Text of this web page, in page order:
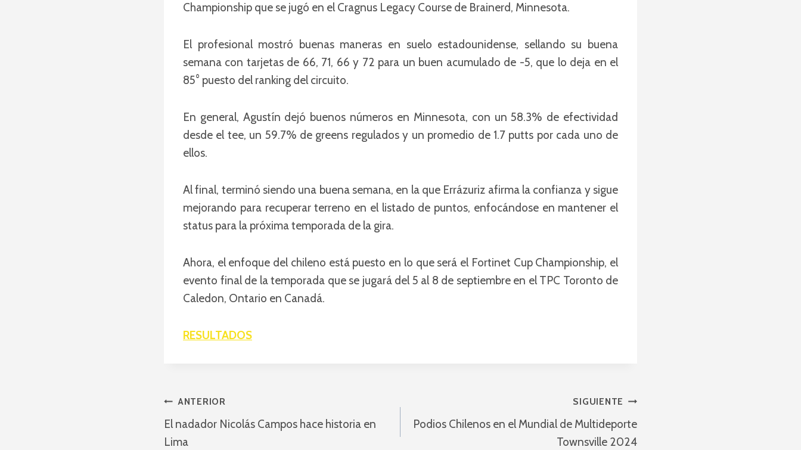
Championship que se jugó en el Cragnus Legacy Course de Brainerd, Minnesota.
El profesional mostró buenas maneras en suelo estadounidense, sellando su buena
semana con tarjetas de 66, 71, 66 y 72 para un buen acumulado de -5, que lo deja en el
85° puesto del ranking del circuito.
En general, Agustín dejó buenos números en Minnesota, con un 58.3% de efectividad
desde el tee, un 59.7% de greens regulados y un promedio de 1.7 putts por cada uno de
ellos.
Al final, terminó siendo una buena semana, en la que Errázuriz afirma la confianza y sigue
mejorando para recuperar terreno en el listado de puntos, enfocándose en mantener el
status para la próxima temporada de la gira.
Ahora, el enfoque del chileno está puesto en lo que será el Fortinet Cup Championship, el
evento final de la temporada que se jugará del 5 al 8 de septiembre en el TPC Toronto de
Caledon, Ontario en Canadá.
RESULTADOS
Navegación
De
ANTERIOR
El nadador Nicolás Campos hace historia en
Lima
SIGUIENTE
Podios Chilenos en el Mundial de Multideporte
Townsville 2024